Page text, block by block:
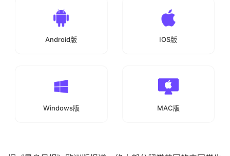
Android版 IOS版
Windows版 MAC版